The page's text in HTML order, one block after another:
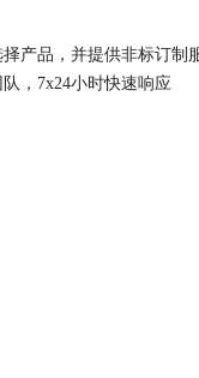
产品，并提供非标订制
，7x24小时快速响应